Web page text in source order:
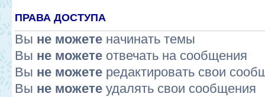
ПРАВА ДОСТУПА
Вы не можете начинать темы
Вы не можете отвечать на сообщения
Вы не можете редактировать свои
Вы не можете удалять свои сообщения